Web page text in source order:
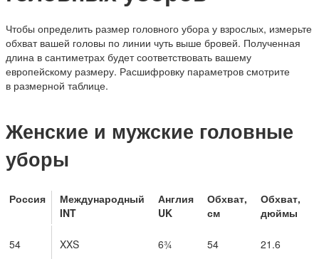
Чтобы определить размер головного убора у взрослых, измерьте
обхват вашей головы по линии чуть выше бровей. Полученная
длина в сантиметрах будет соответствовать вашему
европейскому размеру. Расшифровку параметров смотрите
в размерной таблице.
Женские и мужские головные
уборы
Россия
Международный
INT
Англия
UK
Обхват,
см
Обхват,
дюймы
54 XXS 6¾ 54 21.6